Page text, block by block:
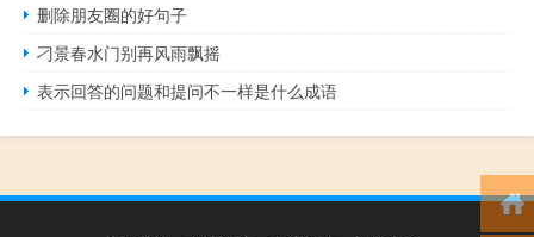
删除朋友圈的好句子
刁景春水门别再风雨飘摇
表示回答的问题和提问不一样是什么成语